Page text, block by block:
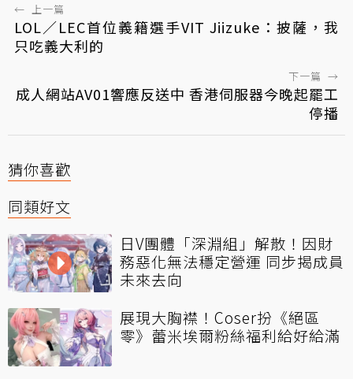
← 上一篇
LOL／LEC首位義籍選手VIT Jiizuke：披薩，我
只吃義大利的
下一篇 →
成人網站AV01響應反送中 香港伺服器今晚起罷工
停播
猜你喜歡
同類好文
日V團體「深淵組」解散！因財
務惡化無法穩定營運 同步揭成員
未來去向
展現大胸襟！Coser扮《絕區
零》蕾米埃爾粉絲福利給好給滿